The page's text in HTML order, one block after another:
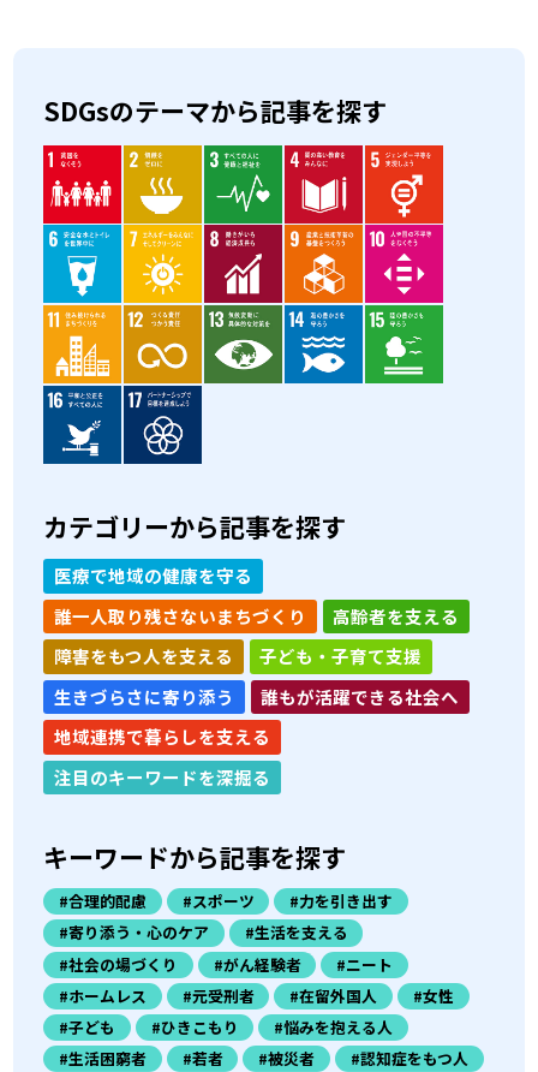
SDGsのテーマから記事を探す
カテゴリーから記事を探す
医療で地域の健康を守る
誰一人取り残さないまちづくり
高齢者を支える
障害をもつ人を支える
子ども・子育て支援
生きづらさに寄り添う
誰もが活躍できる社会へ
地域連携で暮らしを支える
注目のキーワードを深掘る
キーワードから記事を探す
#合理的配慮 #スポーツ
#力を引き出す
#寄り添う・心のケア
#生活を支える
#社会の場づくり
#がん経験者
#ニート
#ホームレス
#元受刑者 #在留外国人
#女性
#子ども
#ひきこもり
#悩みを抱える人
#生活困窮者
#若者 #被災者
#認知症をもつ人